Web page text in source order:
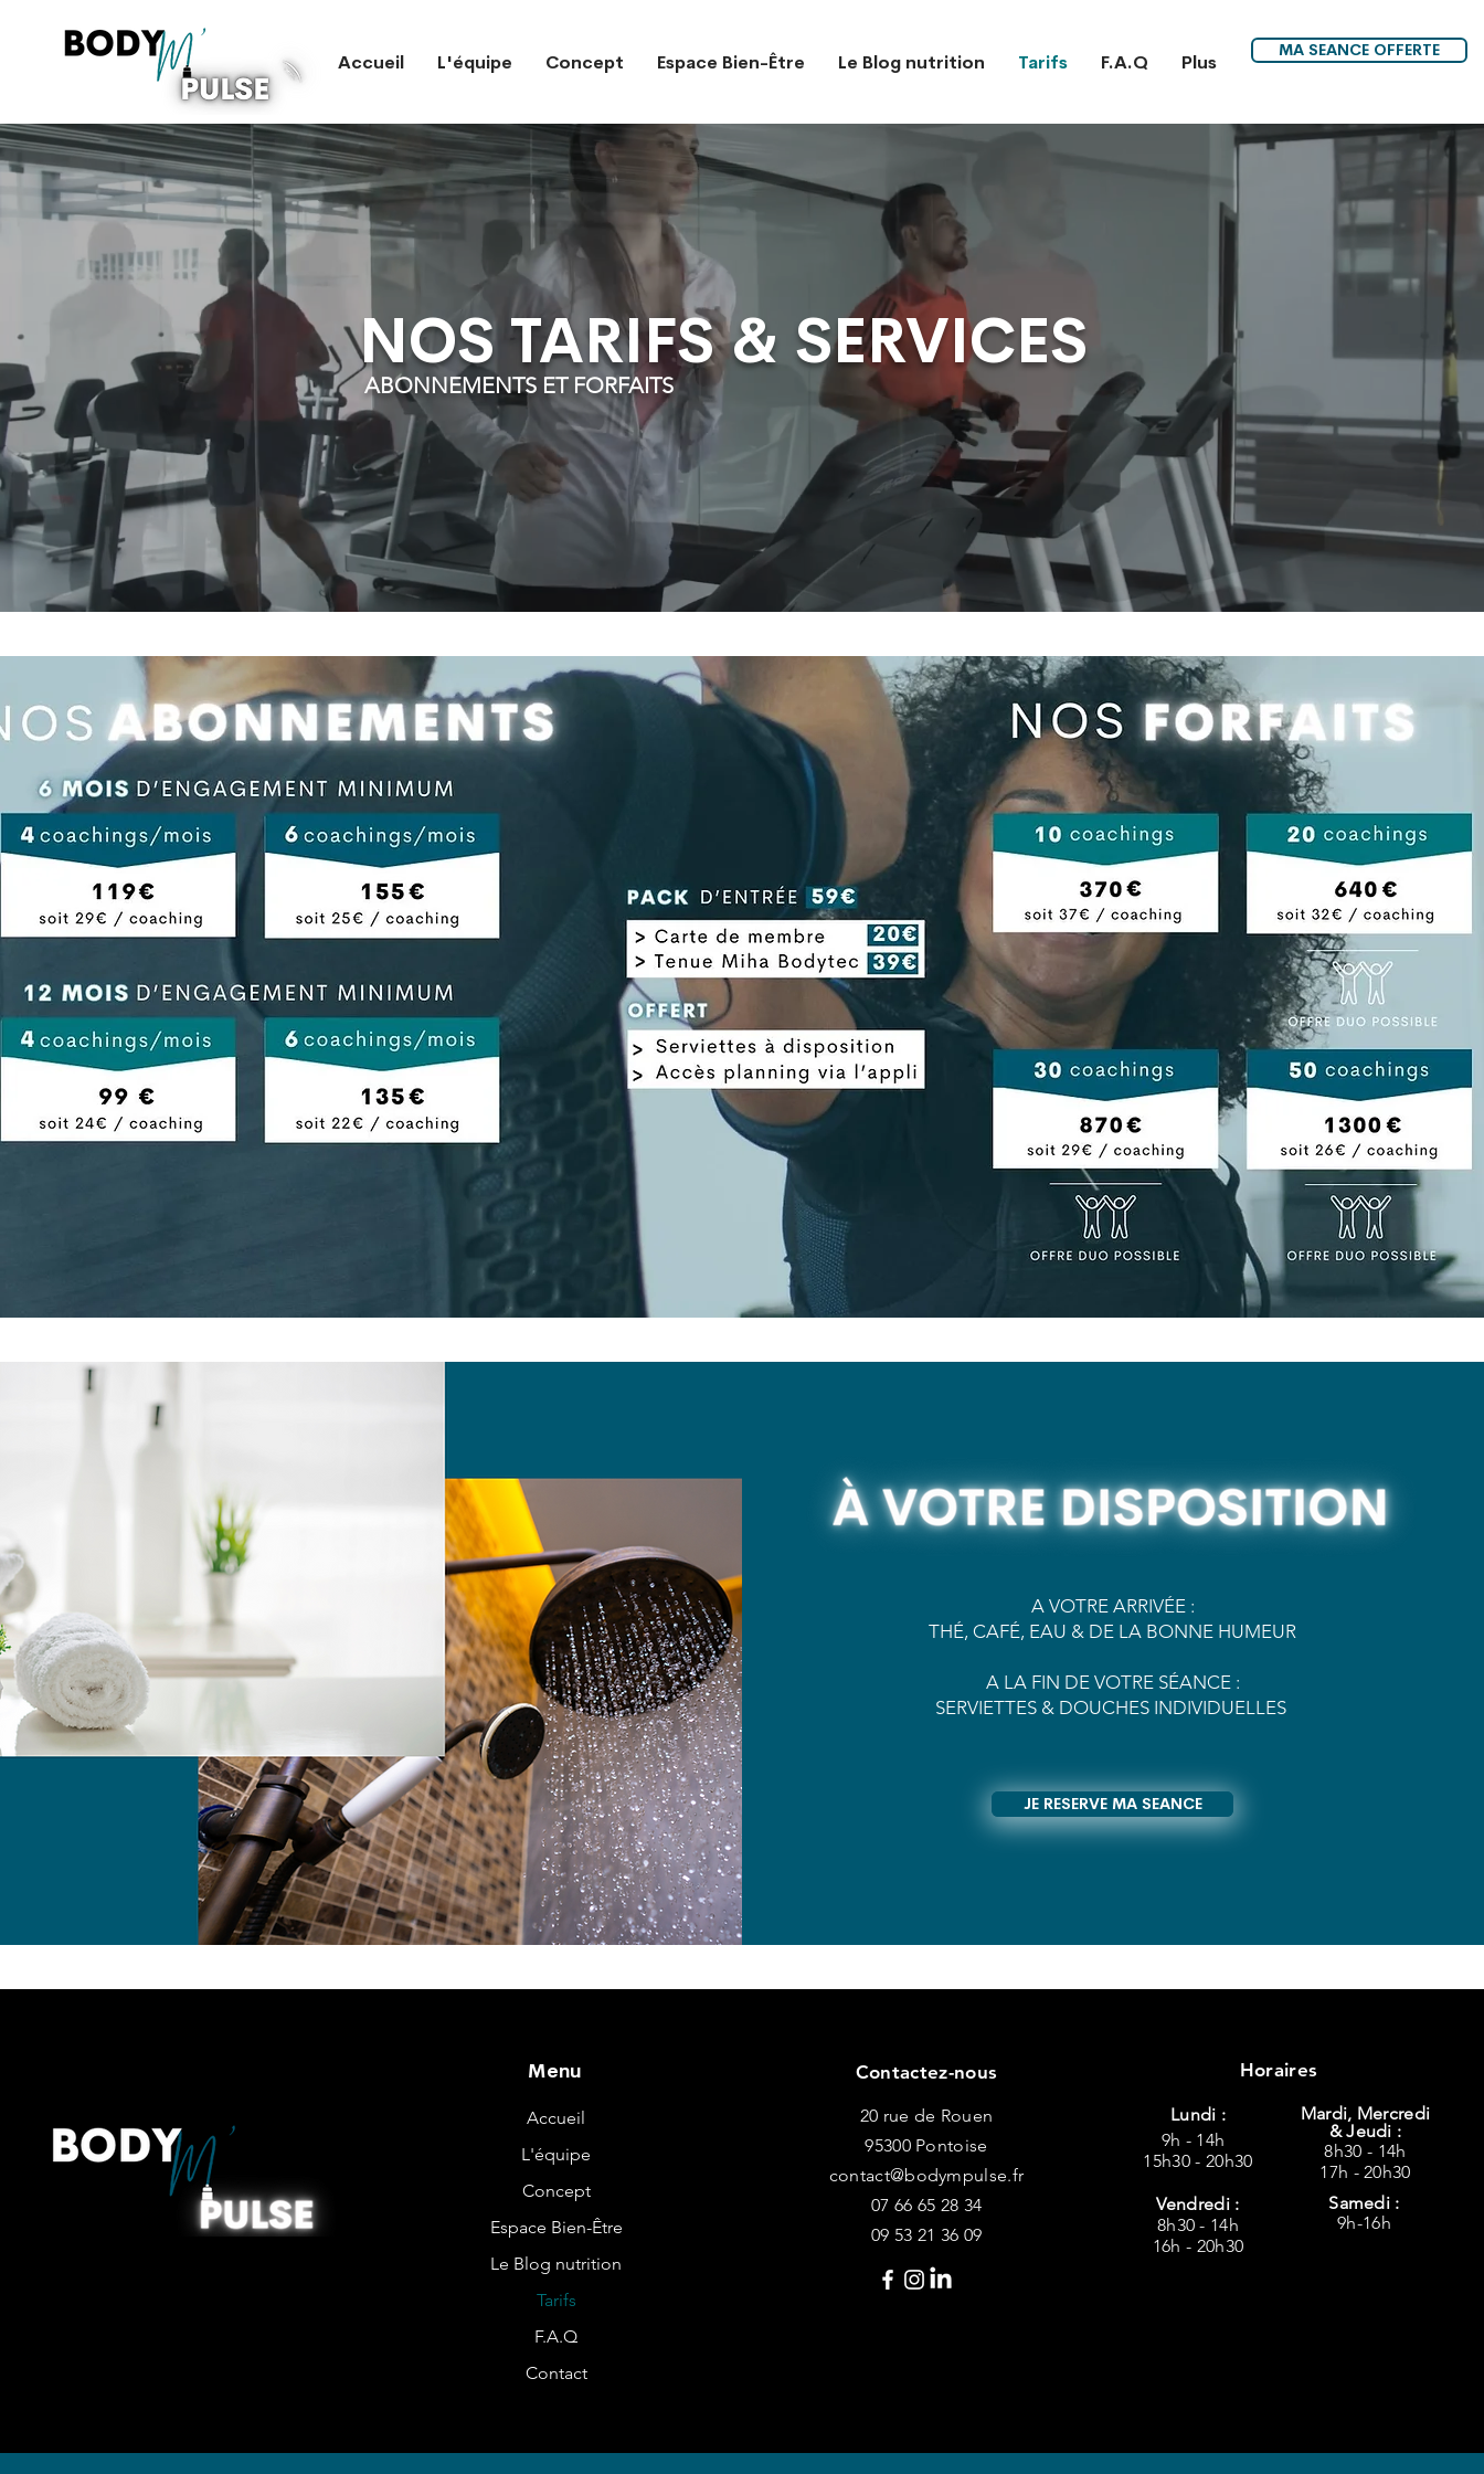
Accueil L'équipe Concept Espace Bien-Être Le Blog nutrition Tarifs F.A.Q Plus
MA SEANCE OFFERTE
NOS TARIFS & SERVICES
ABONNEMENTS ET FORFAITS
A VOTRE ARRIVÉE :
THÉ, CAFÉ, EAU & DE LA BONNE HUMEUR
A LA FIN DE VOTRE SÉANCE :
SERVIETTES & DOUCHES INDIVIDUELLES
JE RESERVE MA SEANCE
Menu
Accueil
L'équipe
Concept
Espace Bien-Être
Le Blog nutrition
Tarifs
F.A.Q
Contact
Contactez-nous
20 rue de Rouen
95300 Pontoise
contact@bodympulse.fr
07 66 65 28 34
09 53 21 36 09
Horaires
Mardi, Mercredi
& Jeudi :
8h30 - 14h
17h -20h30
Lundi :
9h - 14h
15h30 - 20h30
Vendredi :
8h30 - 14h
16h - 20h30
Samedi :
9h-16h